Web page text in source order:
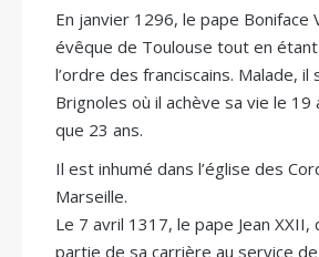
En janvier 1296, le pape Boniface
évêque de Toulouse tout en
l’ordre des franciscains. Malade, il
Brignoles où il achève sa vie le 19
que 23 ans.
Il est inhumé dans l’église des
Marseille.
Le 7 avril 1317, le pape Jean XXII,
partie de sa carrière au service